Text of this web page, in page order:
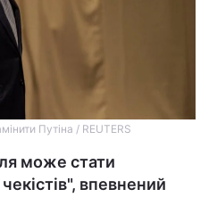
Путіна / REUTERS
може стати
впевнений